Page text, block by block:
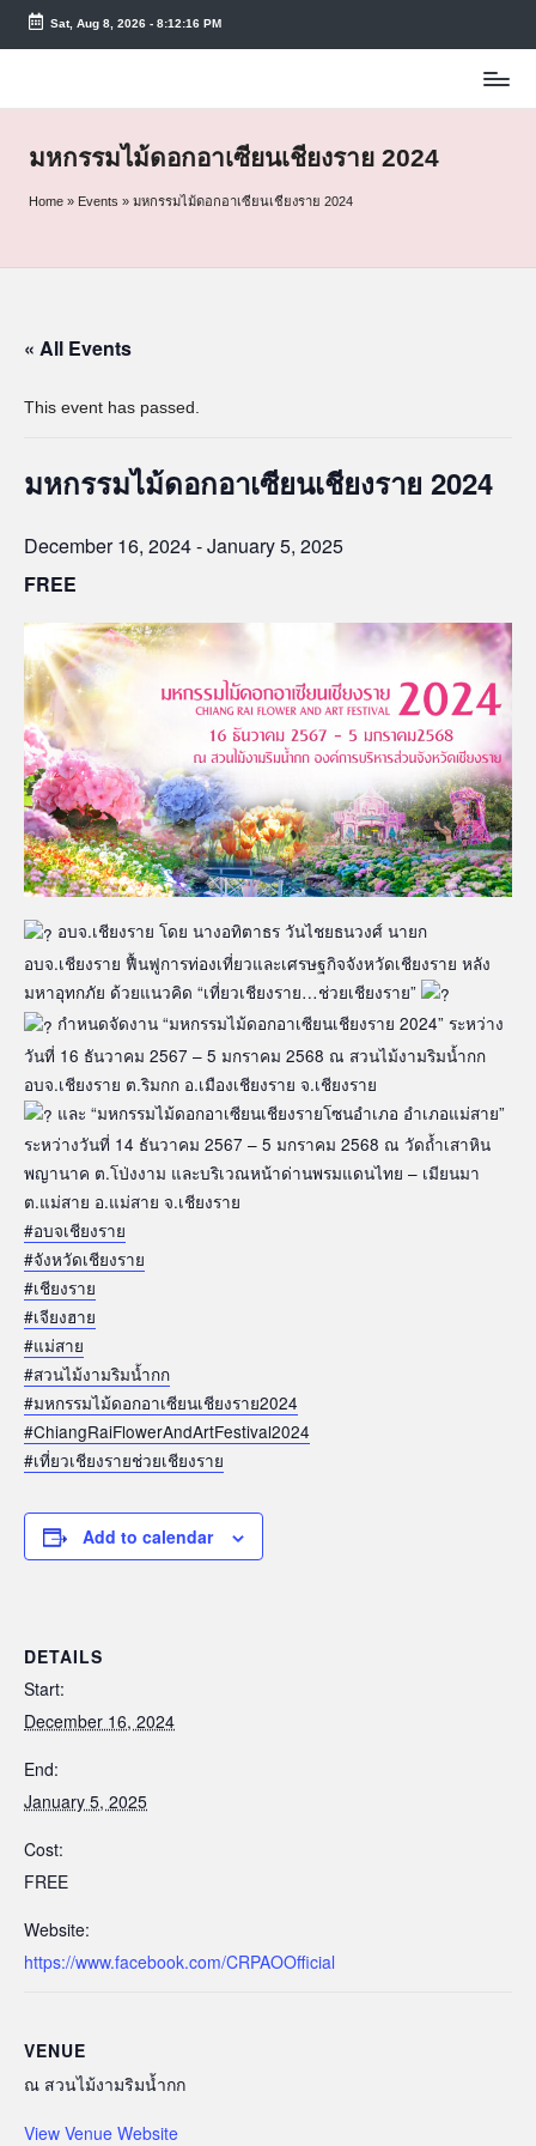
Skip
content
Sat, Aug 8, 2026- 8:12:16 PM
มหกรรมไม้ดอกอาเซียนเชียงราย 2024
Home » Events » มหกรรมไม้ดอกอาเซียนเชียงราย 2024
« All Events
This event has passed.
มหกรรมไม้ดอกอาเซียนเชียงราย 2024
December 16, 2024-January 5, 2025
FREE
อบจ.เชียงราย โดย นางอทิตาธร วันไชยธนวงศ์ นายก
อบจ.เชียงราย ฟื้นฟูการท่องเที่ยวและเศรษฐกิจจังหวัดเชียงราย หลัง
มหาอุทกภัย ด้วยแนวคิด “เที่ยวเชียงราย…ช่วยเชียงราย”
กำหนดจัดงาน “มหกรรมไม้ดอกอาเซียนเชียงราย 2024” ระหว่าง
วันที่ 16 ธันวาคม 2567 – 5 มกราคม 2568 ณ สวนไม้งามริมน้ำกก
อบจ.เชียงราย ต.ริมกก อ.เมืองเชียงราย จ.เชียงราย
และ “มหกรรมไม้ดอกอาเซียนเชียงรายโซนอำเภอ อำเภอแม่สาย”
ระหว่างวันที่ 14 ธันวาคม 2567 – 5 มกราคม 2568 ณ วัดถ้ำเสาหิน
พญานาค ต.โป่งงาม และบริเวณหน้าด่านพรมแดนไทย – เมียนมา
ต.แม่สาย อ.แม่สาย จ.เชียงราย
#อบจเชียงราย
#จังหวัดเชียงราย
#เชียงราย
#เจียงฮาย
#แม่สาย
#สวนไม้งามริมน้ำกก
#มหกรรมไม้ดอกอาเซียนเชียงราย2024
#ChiangRaiFlowerAndArtFestival2024
#เที่ยวเชียงรายช่วยเชียงราย
Add to calendar
DETAILS
Start:
December 16, 2024
End:
January 5, 2025
Cost:
FREE
Website:
https://www.facebook.com/CRPAOOfficial
VENUE
ณ สวนไม้งามริมน้ำกก
View Venue Website